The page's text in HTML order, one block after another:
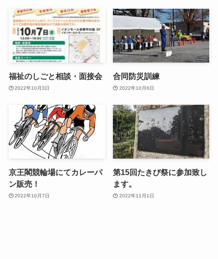
福祉のしごと相談・面接会
2022年10月3日
合同防災訓練
2022年10月6日
京王閣競輪場にてカレーパ
ン販売！
2022年10月7日
第15回たきび祭に参加致し
ます。
2022年11月1日